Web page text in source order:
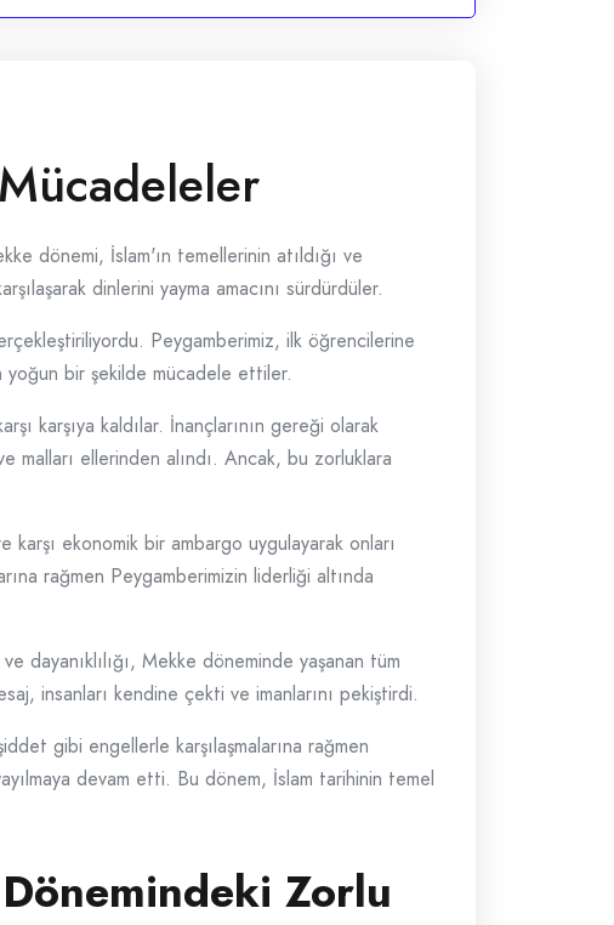
dönemi, İslam'ın temellerinin atıldığı ve
dinlerini yayma amacını sürdürdüler.
Peygamberimiz, ilk öğrencilerine
yoğun bir şekilde mücadele ettiler.
karşıya kaldılar. İnançlarının gereği olarak
malları ellerinden alındı. Ancak, bu zorluklara
karşı ekonomik bir ambargo uygulayarak onları
rağmen Peygamberimizin liderliği altında
dayanıklılığı, Mekke döneminde yaşanan tüm
insanları kendine çekti ve imanlarını pekiştirdi.
gibi engellerle karşılaşmalarına rağmen
devam etti. Bu dönem, İslam tarihinin temel
Zorlu